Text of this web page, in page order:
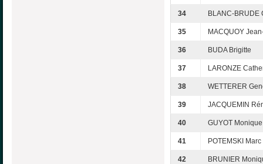
34 BLANC-BRUDE
35 MACQUOY
36 BUDA Brigitte
37 LARONZE
38 WETTERER
39 JACQUEMIN
40 GUYOT Monique
41 POTEMSKI Marc
42 BRUNIER